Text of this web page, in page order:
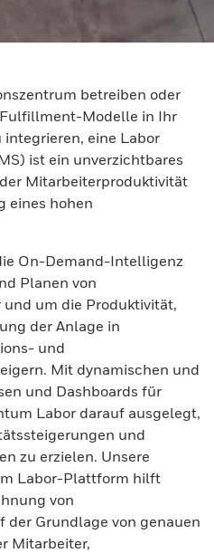
betreiben oder
Modelle in Ihr
eine Labor
ist ein unverzichtbares
Mitarbeiterproduktivität
eines hohen
On-Demand-Intelligenz
Planen von
um die Produktivität,
der Anlage in
und
Mit dynamischen und
und Dashboards für
Labor darauf ausgelegt,
und
zu erzielen. Unsere
Labor-Plattform hilft
von
Grundlage von genauen
Mitarbeiter,